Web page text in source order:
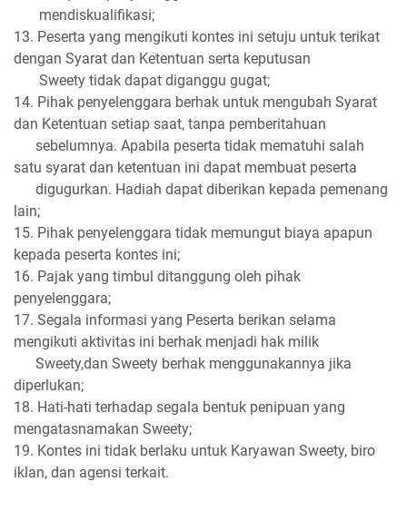
mendiskualifikasi;
13. Peserta yang mengikuti kontes ini setuju untuk terikat
dengan Syarat dan Ketentuan serta keputusan
Sweety tidak dapat diganggu gugat;
14. Pihak penyelenggara berhak untuk mengubah Syarat
dan Ketentuan setiap saat, tanpa pemberitahuan
sebelumnya. Apabila peserta tidak mematuhi salah
satu syarat dan ketentuan ini dapat membuat peserta
digugurkan. Hadiah dapat diberikan kepada pemenang
lain;
15. Pihak penyelenggara tidak memungut biaya apapun
kepada peserta kontes ini;
16. Pajak yang timbul ditanggung oleh pihak
penyelenggara;
17. Segala informasi yang Peserta berikan selama
mengikuti aktivitas ini berhak menjadi hak milik
Sweety,dan Sweety berhak menggunakannya jika
diperlukan;
18. Hati-hati terhadap segala bentuk penipuan yang
mengatasnamakan Sweety;
19. Kontes ini tidak berlaku untuk Karyawan Sweety, biro
iklan, dan agensi terkait.